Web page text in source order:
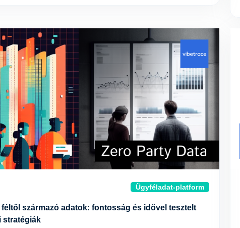
Ügyféladat-platform
féltől származó adatok: fontosság és idővel tesztelt
stratégiák